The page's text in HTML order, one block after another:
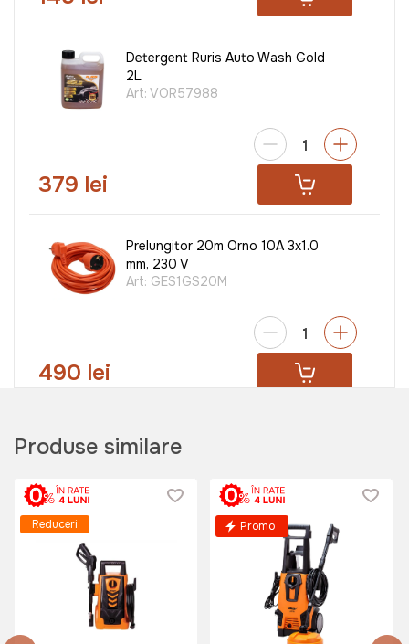
Detergent Ruris Auto Wash Gold
2L
Art: VOR57988
379 lei
Prelungitor 20m Orno 10A 3x1.0
mm, 230 V
Art: GES1GS20M
490 lei
230V
990 lei
Produse similare
Reduceri Promo